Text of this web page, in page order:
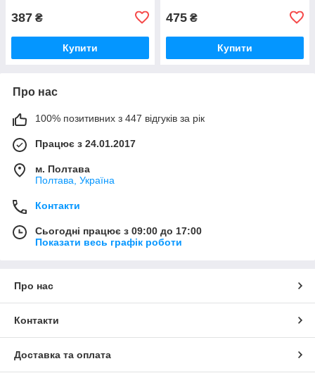
387 ₴
Купити
475 ₴
Купити
Про нас
100% позитивних з 447 відгуків за рік
Працює з 24.01.2017
м. Полтава
Полтава, Україна
Контакти
Сьогодні працює з 09:00 до 17:00
Показати весь графік роботи
Про нас
Контакти
Доставка та оплата